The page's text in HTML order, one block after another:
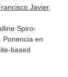
Javier,
Spiro-
Ponencia en
based